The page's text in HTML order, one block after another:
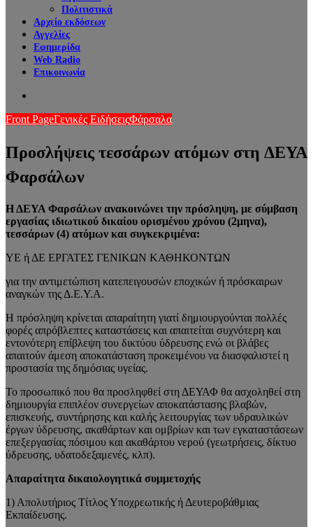
Πολιτιστικά
Αρχείο εκδόσεων
Αγγελίες
Εφημερίδα
Web Radio
Επικοινωνία
Front PageΓενικές ΕιδήσειςΦάρσαλα
Προσλήψεις τεσσάρων ατόμων στη ΔΕΥΑ
Φαρσάλων
Η ΔΕΥΑ Φαρσάλων ανακοινώνει την πρόσληψη, με σύμβαση
εργασίας ιδιωτικού δικαίου ορισμένου χρόνου (2μηνα),
τεσσάρων (4) ατόμων και συγκεκριμένα:
ΥΕ ή ΔΕ ΕΡΓΑΤΕΣ ΓΕΝΙΚΩΝ ΚΑΘΗΚΟΝΤΩΝ
για την αντιμετώπιση κατεπειγουσών εποχικών ή πρόσκαιρων
αναγκών της Δ.Ε.Υ.Α.
Η πρόσληψη κρίνεται απαραίτητη γιατί δημιουργούνται πολλές
φορές απρόβλεπτες καταστάσεις και απαιτείται συχνότερη και
εντονότερη επίβλεψη του δικτύου ύδρευσης ενώ οι βλάβες
απαιτούν άμεση αποκατάσταση προκειμένου να διασφαλιστεί η
προστασία της δημόσιας υγείας.
Το προσωπικό που θα προσληφθεί στη ΔΕΥΑΦ θα ασχοληθεί στη
δημιουργία επιπλέον συνεργείων αποκατάστασης βλαβών,
επισκευής, συντήρησης και καλής λειτουργίας των υδραυλικών
έργων ύδρευσης, ακαθάρτων και ομβρίων και των εγκαταστάσεων
επεξεργασίας πόσιμου και ακαθάρτου νερού (γεωτρήσεις, δίκτυο
ύδρευσης, υδατοδεξαμενές, κλπ).
Απαραίτητα δικαιολογητικά συμμετοχής
1) Απολυτήριος Τίτλος Υποχρεωτικής ή Δευτεροβάθμιας
Εκπαίδευσης.